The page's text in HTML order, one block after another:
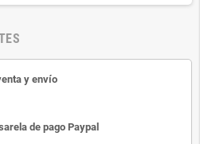
y envío
de pago Paypal